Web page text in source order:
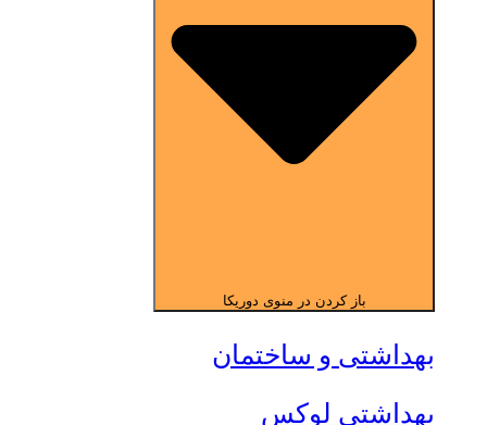
باز کردن در منوی دوریکا
بهداشتی و ساختمان
بهداشتی لوکس